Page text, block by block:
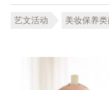
艺文活动 美妆保养类